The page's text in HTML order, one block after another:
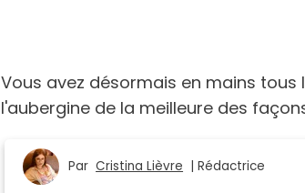
Vous avez désormais en mains tous
l'aubergine de la meilleure des
ParCristina Lièvre | Rédactrice